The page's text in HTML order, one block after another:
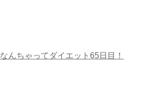
なんちゃってダイエット65日目！